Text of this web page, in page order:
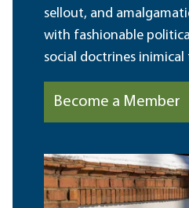
sellout, and
with fashionable
social doctrines
Become a Member